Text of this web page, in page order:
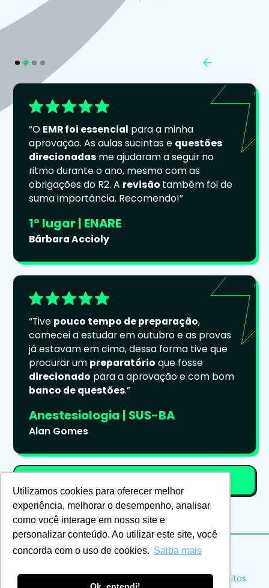
Utilizamos cookies para oferecer melhor
experiência, melhorar o desempenho, analisar
como você interage em nosso site e
personalizar conteúdo. Ao utilizar este site, você
concorda com o uso de cookies. Saiba mais
“O EMR foi essencial para a minha
aprovação. As aulas sucintas e questões
direcionadas me ajudaram a seguir no
ritmo durante o ano, mesmo com as
obrigações do R2. A revisão também foi de
suma importância. Recomendo!”
1º lugar | ENARE
Bárbara Accioly
“Tive pouco tempo de preparação,
comecei a estudar em outubro e as provas
já estavam em cima, dessa forma tive que
procurar um preparatório que fosse
direcionado para a aprovação e com bom
banco de questões.”
Anestesiologia | SUS-BA
Alan Gomes
Eu Médico Residente Ensino LTDA ©2026. Todos os direitos